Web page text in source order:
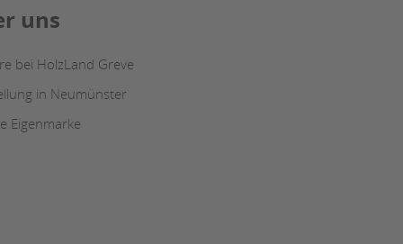
uns
bei HolzLand Greve
in Neumünster
Eigenmarke